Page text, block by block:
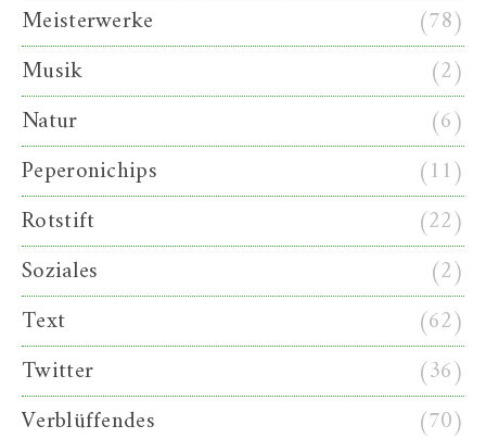
Meisterwerke
(78)
Musik
(2)
Natur
(6)
Peperonichips
(11)
Rotstift
(22)
Soziales
(2)
Text
(62)
Twitter
(36)
Verblüffendes
(70)